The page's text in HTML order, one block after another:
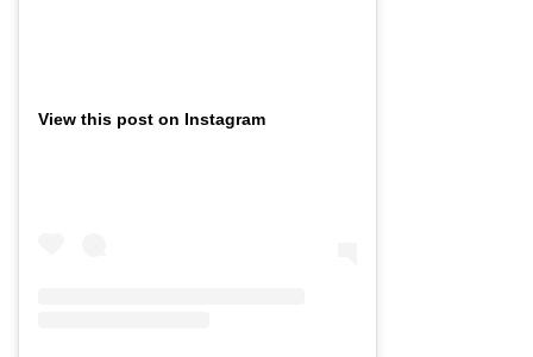
View this post on Instagram